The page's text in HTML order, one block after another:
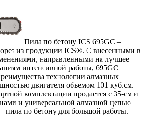
Пила по бетону ICS 695GC –
из продукции ICS®. С внесенными в
направленными на лучшее
интенсивной работы, 695GC
технологии алмазных
двигателя объемом 101 куб.см.
комплектации продается с 35-см и
и универсальной алмазной цепью
по бетону для большой работы.